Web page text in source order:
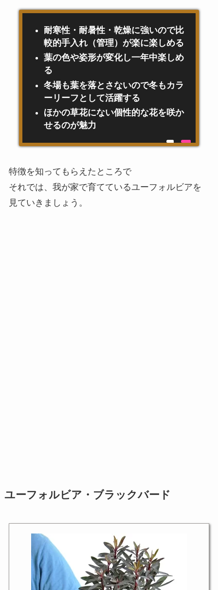
耐寒性・耐暑性・乾燥に強いので比
較的手入れ（管理）が楽に楽しめる
葉の色や姿形が変化し一年中楽しめ
る
冬場も葉を落とさないので冬もカラ
ーリーフとして活躍する
ほかの草花にない個性的な花を咲か
せるのが魅力
特徴を知ってもらえたところで
それでは、我が家で育てているユーフォルビアを
見ていきましょう。
ユーフォルビア・ブラックバード